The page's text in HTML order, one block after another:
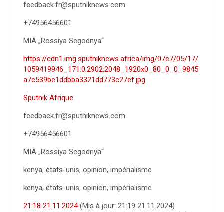
feedback.fr@sputniknews.com
+74956456601
MIA „Rossiya Segodnya“
https://cdn1.img.sputniknews.africa/img/07e7/05/17/
1059419946_171:0:2902:2048_1920x0_80_0_0_9845
a7c539be1ddbba3321dd773c27ef.jpg
Sputnik Afrique
feedback.fr@sputniknews.com
+74956456601
MIA „Rossiya Segodnya“
kenya, états-unis, opinion, impérialisme
kenya, états-unis, opinion, impérialisme
21:18 21.11.2024 (Mis à jour: 21:19 21.11.2024)